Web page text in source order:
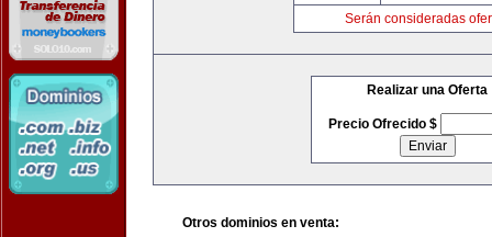
Serán consideradas
Realizar una Oferta
Precio Ofrecido $
Otros dominios en venta: